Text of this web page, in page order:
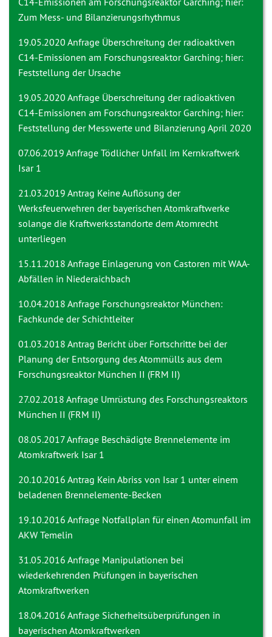
Zum Mess- und Bilanzierungsrhythmus
19.05.2020 Anfrage Überschreitung der radioaktiven
C14-Emissionen am Forschungsreaktor Garching; hier:
Feststellung der Ursache
19.05.2020 Anfrage Überschreitung der radioaktiven
C14-Emissionen am Forschungsreaktor Garching; hier:
Feststellung der Messwerte und Bilanzierung April 2020
07.06.2019 Anfrage Tödlicher Unfall im Kernkraftwerk
Isar 1
21.03.2019 Antrag Keine Auflösung der
Werksfeuerwehren der bayerischen Atomkraftwerke
solange die Kraftwerksstandorte dem Atomrecht
unterliegen
15.11.2018 Anfrage Einlagerung von Castoren mit WAA-
Abfällen in Niederaichbach
10.04.2018 Anfrage Forschungsreaktor München:
Fachkunde der Schichtleiter
01.03.2018 Antrag Bericht über Fortschritte bei der
Planung der Entsorgung des Atommülls aus dem
Forschungsreaktor München II (FRM II)
27.02.2018 Anfrage Umrüstung des Forschungsreaktors
München II (FRM II)
08.05.2017 Anfrage Beschädigte Brennelemente im
Atomkraftwerk Isar 1
20.10.2016 Antrag Kein Abriss von Isar 1 unter einem
beladenen Brennelemente-Becken
19.10.2016 Anfrage Notfallplan für einen Atomunfall im
AKW Temelin
31.05.2016 Anfrage Manipulationen bei
wiederkehrenden Prüfungen in bayerischen
Atomkraftwerken
18.04.2016 Anfrage Sicherheitsüberprüfungen in
bayerischen Atomkraftwerken